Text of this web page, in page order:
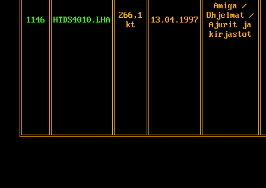
1146 HTDS4010.LHA
266,1
kt
13.04.1997
Amiga /
Ohjelmat /
Ajurit ja
kirjastot